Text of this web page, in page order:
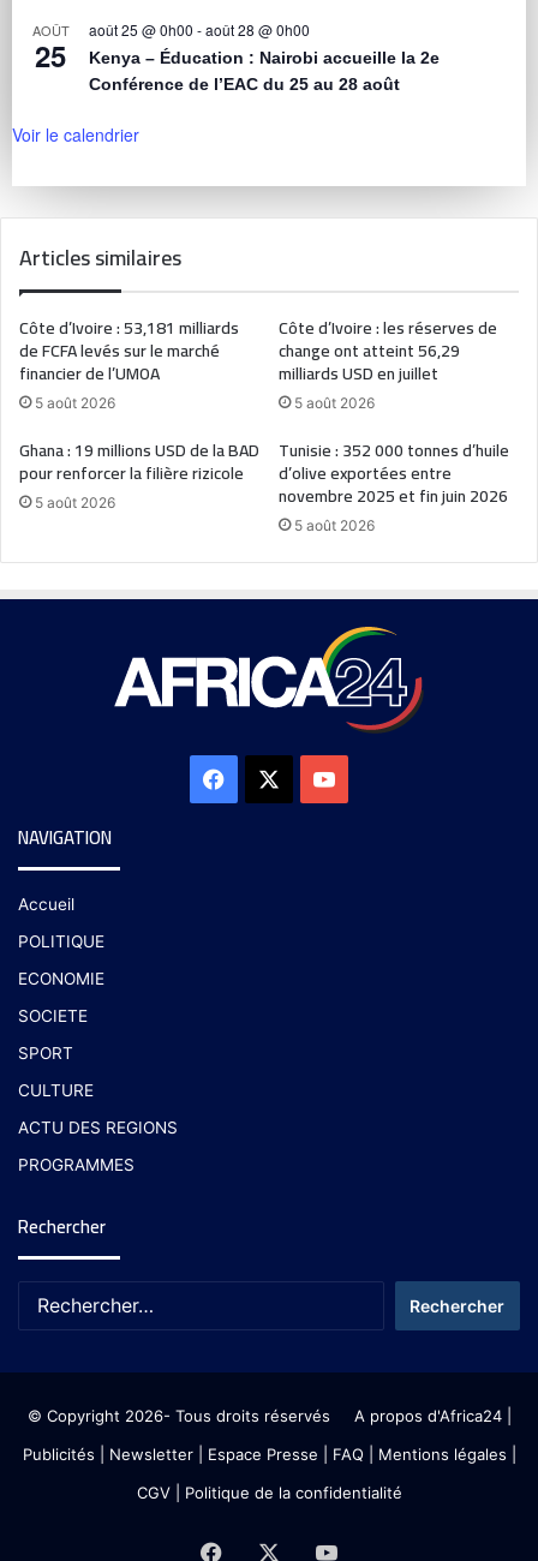
AOÛT
25
août 25 @ 0h00 -août 28 @ 0h00
Kenya – Éducation : Nairobi accueille la 2e
Conférence de l’EAC du 25 au 28 août
Voir le calendrier
Articles similaires
Côte d’Ivoire : 53,181 milliards
de FCFA levés sur le marché
financier de l’UMOA
5 août 2026
Côte d’Ivoire : les réserves de
change ont atteint 56,29
milliards USD en juillet
5 août 2026
Ghana : 19 millions USD de la BAD
pour renforcer la filière rizicole
5 août 2026
Tunisie : 352 000 tonnes d’huile
d’olive exportées entre
novembre 2025 et fin juin 2026
5 août 2026
NAVIGATION
Accueil
POLITIQUE
ECONOMIE
SOCIETE
SPORT
CULTURE
ACTU DES REGIONS
PROGRAMMES
Rechercher
© Copyright 2026- Tous droits réservés A propos d'Africa24|
Publicités
Newsletter| Espace Presse | FAQ | Mentions légales
CGV| Politique de la confidentialité